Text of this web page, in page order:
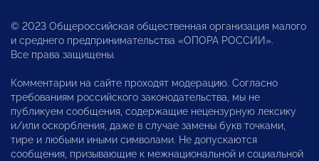
© 2023 Общероссийская общественная организация малого
и среднего предпринимательства «ОПОРА РОССИИ».
Все права защищены.
Комментарии на сайте проходят модерацию. Согласно
требованиям российского законодательства, мы не
публикуем сообщения, содержащие нецензурную лексику
и/или оскорбления, даже в случае замены букв точками,
тире и любыми иными символами. Не допускаются
сообщения, призывающие к межнациональной и социальной